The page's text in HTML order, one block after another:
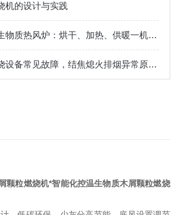
机的设计与实践
多功能全自动生物质热风炉：烘干、加热、供暖一机多用，提升生产效率
生物质颗粒燃烧设备常见故障，结焦熄火排烟异常原因排查维修方法
颗粒燃烧机*智能化控温生物质木屑颗粒燃烧